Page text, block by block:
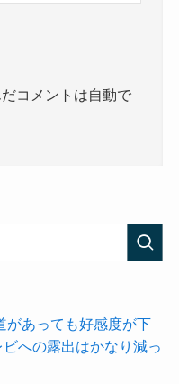
コメントは自動で
があっても好感度が下
への露出はかなり減っ